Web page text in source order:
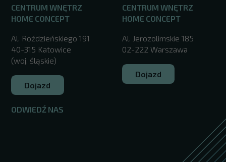
CENTRUM WNĘTRZ
HOME CONCEPT
Al. Roździeńskiego 191
40-315 Katowice
(woj. śląskie)
Dojazd
ODWIEDŹ NAS
CENTRUM WNĘTRZ
HOME CONCEPT
Al. Jerozolimskie 185
02-222 Warszawa
Dojazd